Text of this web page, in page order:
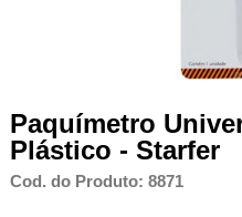
Paquímetro
Plástico - Starfer
Cod. do Produto: 8871